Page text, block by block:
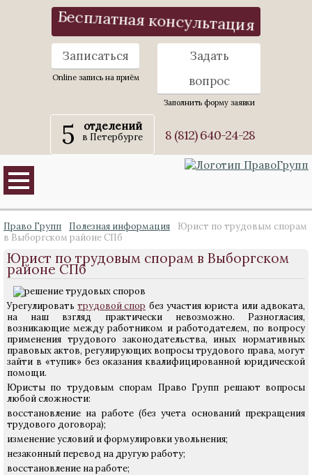
Бесплатная консультация
Записаться
Online запись на приём
Задать
вопрос
Заполнить форму заявки
5 отделений
в Петербурге 8 (812) 640-24-28
Право Групп Полезная информация
Юрист по трудовым спорам
в Выборгском районе СПб
Юрист по трудовым спорам в Выборгском
районе СПб
Урегулироватьтрудовой спор без участия юриста или адвоката,
на наш взгляд практически невозможно. Разногласия,
возникающие между работником и работодателем, по вопросу
применения трудового законодательства, иных нормативных
правовых актов, регулирующих вопросы трудового права, могут
зайти в «тупик» без оказания квалифицированной юридической
помощи.
Юристы по трудовым спорам Право Групп решают вопросы
любой сложности:
восстановление на работе (без учета оснований прекращения
трудового договора);
изменение условий и формулировки увольнения;
незаконный перевод на другую работу;
восстановление на работе;